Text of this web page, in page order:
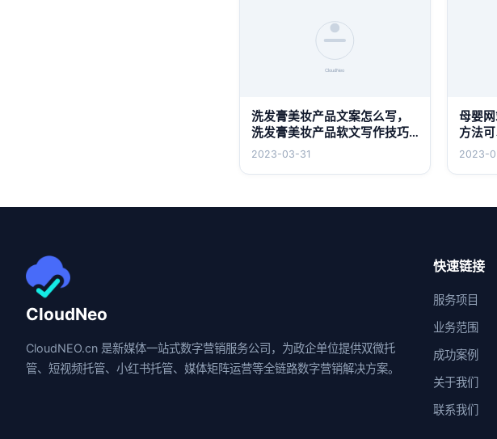
洗发膏美妆产品文案怎么写，
洗发膏美妆产品软文写作技巧
思路？
2023-03-31
母婴
方法
2023-
CloudNeo
CloudNEO.cn 是新媒体一站式数字营销服务公司，为政企单位提供双微托
管、短视频托管、小红书托管、媒体矩阵运营等全链路数字营销解决方案。
快速链接
服务项目
业务范围
成功案例
关于我们
联系我们